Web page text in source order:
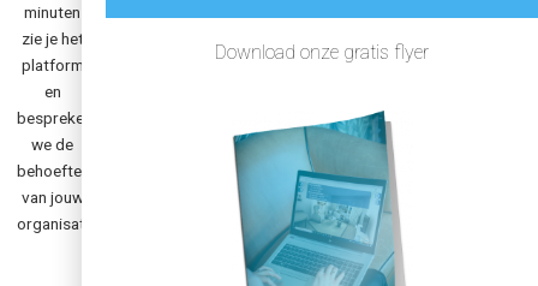
minuten
zie je het
platform
en
bespreken
we de
behoeften
van jouw
organisatie.
toegang.
importeer
Wijs
toe per
functie of
afdeling.
en
Download onze gratis flyer